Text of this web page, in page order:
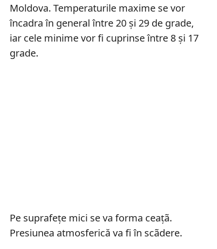
Moldova. Temperaturile maxime se vor
încadra în general între 20 şi 29 de grade,
iar cele minime vor fi cuprinse între 8 şi 17
grade.
Pe suprafeţe mici se va forma ceaţã.
Presiunea atmosferică va fi în scãdere.